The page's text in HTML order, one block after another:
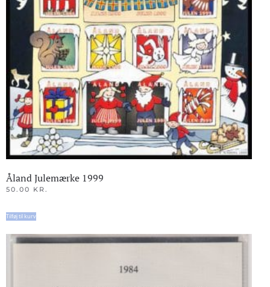
Åland Julemærke 1999
50.00 KR.
Tilføj til kurv